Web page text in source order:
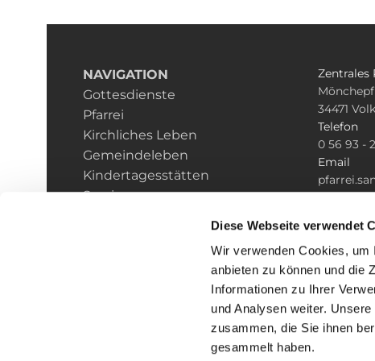
Diese Webseite verwendet
Wir verwenden Cookies, um
anbieten zu können und die
Informationen zu Ihrer
und Analysen weiter.
zusammen, die Sie ihnen
gesammelt haben.
NAVIGATION
Gottesdienste
Pfarrei
Kirchliches Leben
Gemeindeleben
Kindertagesstätten
Service
Zentrales
34471
Telefon
0 56 93 -
Email
fulda.de